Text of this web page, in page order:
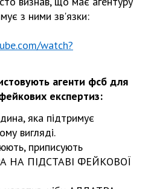
з ними зв'язки:
watch?
агенти фсб для
експертиз:
яка підтримує
вигляді.
приписують
НА ПІДСТАВІ ФЕЙКОВОЇ